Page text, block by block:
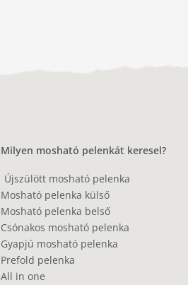
Milyen mosható pelenkát keresel?
Újszülött mosható pelenka
Mosható pelenka külső
Mosható pelenka belső
Csónakos mosható pelenka
Gyapjú mosható pelenka
Prefold pelenka
All in one